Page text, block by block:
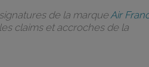
de la marqueAir
claims et accroches de la